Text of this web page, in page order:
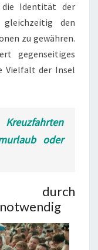
Identität der
den
zu gewähren.
gegenseitiges
Vielfalt der Insel
Kreuzfahrten
oder
durch